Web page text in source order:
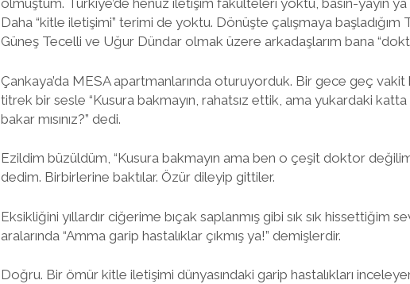
olmuştum. Türkiye’de henüz iletişim fakülteleri yoktu, basın-yayın
Daha “kitle iletişimi” terimi de yoktu. Dönüşte çalışmaya başladığım
Güneş Tecelli ve Uğur Dündar olmak üzere arkadaşlarım bana
Çankaya’da MESA apartmanlarında oturuyorduk. Bir gece geç vakit
titrek bir sesle “Kusura bakmayın, rahatsız ettik, ama yukardaki
bakar mısınız?” dedi.
Ezildim büzüldüm, “Kusura bakmayın ama ben o çeşit doktor
dedim. Birbirlerine baktılar. Özür dileyip gittiler.
Eksikliğini yıllardır ciğerime bıçak saplanmış gibi sık sık hissettiğim
aralarında “Amma garip hastalıklar çıkmış ya!” demişlerdir.
Doğru. Bir ömür kitle iletişimi dünyasındaki garip hastalıkları